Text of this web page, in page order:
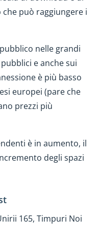
può raggiungere i
nelle grandi
e anche sui
è più basso
europei (pare che
prezzi più
è in aumento, il
degli spazi
165, Timpuri Noi